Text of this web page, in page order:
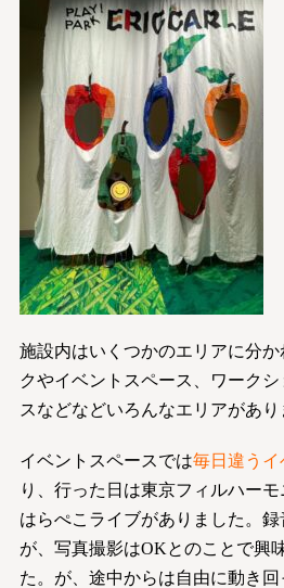
施設内はいくつかのエリアに分
クやイベントスペース、ワーク
スなどなどいろんなエリアがあり
イベントスペースでは毎日違うイ
り、行った日は東京フィルハーモ
はらぺこライブがありました。
が、写真撮影はOKとのことで興
た。が、途中からは自由に動き